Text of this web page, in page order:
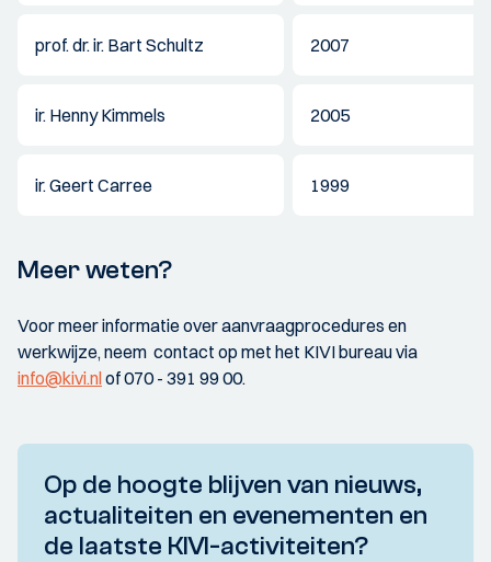
prof. dr. ir. Bart Schultz 2007
ir. Henny Kimmels 2005
ir. Geert Carree 1999
Meer weten?
Voor meer informatie over aanvraagprocedures en
werkwijze, neem contact op met het KIVI bureau via
info@kivi.nlof 070 - 391 99 00.
Op de hoogte blijven van nieuws,
actualiteiten en evenementen en
de laatste KIVI-activiteiten?